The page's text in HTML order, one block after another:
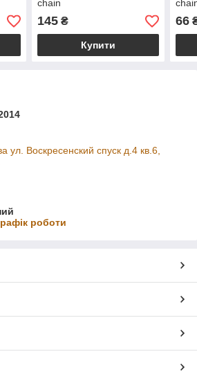
chain
145₴
Купити
66
ул. Воскресенский спуск д.4 кв.6,
роботи